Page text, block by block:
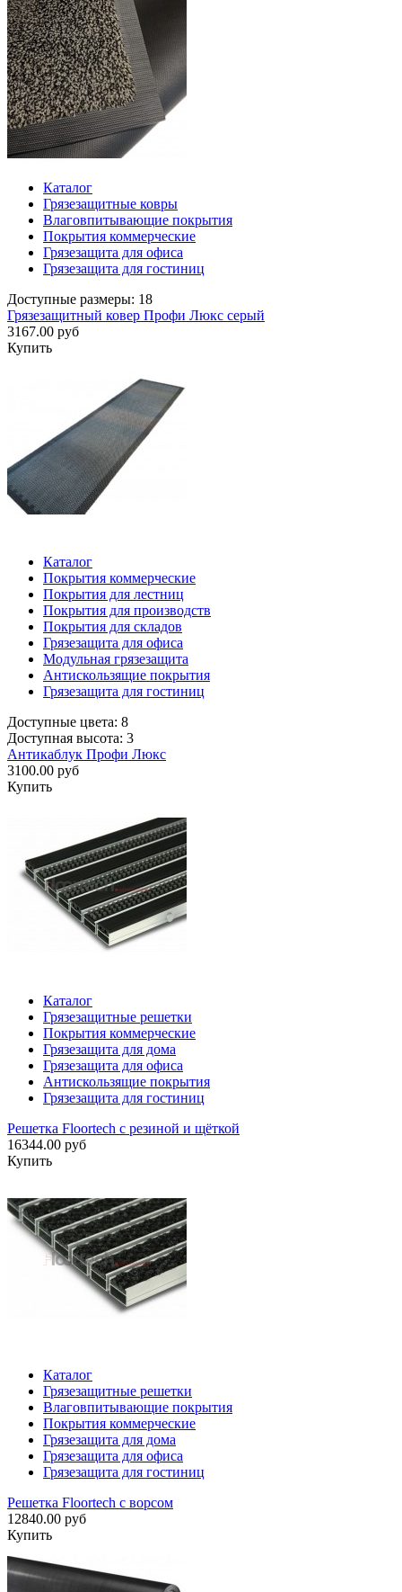
Каталог
Грязезащитные ковры
Влаговпитывающие покрытия
Покрытия коммерческие
Грязезащита для офиса
Грязезащита для гостиниц
Доступные размеры: 18
Грязезащитный ковер Профи Люкс серый
3167.00 руб
Купить
Каталог
Покрытия коммерческие
Покрытия для лестниц
Покрытия для производств
Покрытия для складов
Грязезащита для офиса
Модульная грязезащита
Антискользящие покрытия
Грязезащита для гостиниц
Доступные цвета: 8
Доступная высота: 3
Антикаблук Профи Люкс
3100.00 руб
Купить
Каталог
Грязезащитные решетки
Покрытия коммерческие
Грязезащита для дома
Грязезащита для офиса
Антискользящие покрытия
Грязезащита для гостиниц
Решетка Floortech с резиной и щёткой
16344.00 руб
Купить
Каталог
Грязезащитные решетки
Влаговпитывающие покрытия
Покрытия коммерческие
Грязезащита для дома
Грязезащита для офиса
Грязезащита для гостиниц
Решетка Floortech с ворсом
12840.00 руб
Купить